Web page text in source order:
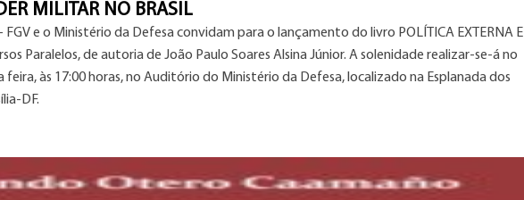
MILITAR NO BRASIL
e o Ministério da Defesa convidam para o lançamento do livro POLÍTICA EXTERNA E
Paralelos, de autoria de João Paulo Soares Alsina Júnior. A solenidade realizar-se-á no
às 17:00 horas, no Auditório do Ministério da Defesa, localizado na Esplanada dos
DF.